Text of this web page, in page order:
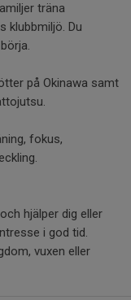
träna
klubbmiljö. Du
på Okinawa samt
fokus,
hjälper dig eller
i god tid.
vuxen eller